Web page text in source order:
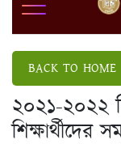
BACK TO HOME
২০২১-২০২২
শিক্ষার্থীদের